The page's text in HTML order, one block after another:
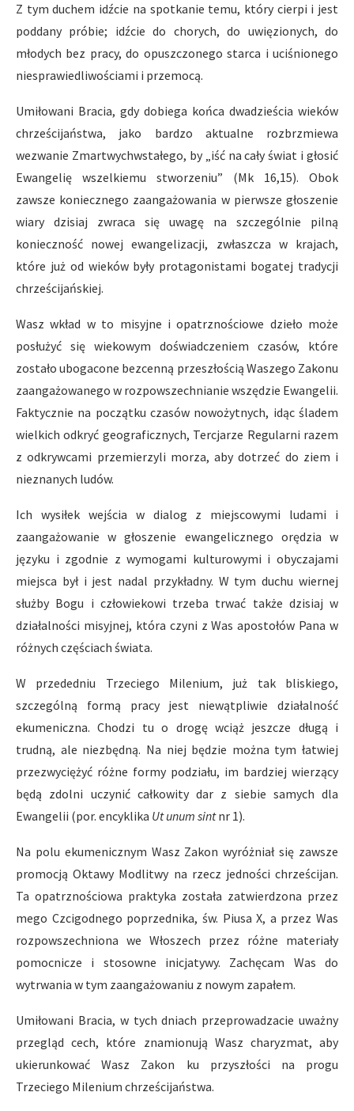
Z tym duchem idźcie na spotkanie temu, który cierpi i jest
poddany próbie; idźcie do chorych, do uwięzionych, do
młodych bez pracy, do opuszczonego starca i uciśnionego
niesprawiedliwościami i przemocą.
Umiłowani Bracia, gdy dobiega końca dwadzieścia wieków
chrześcijaństwa, jako bardzo aktualne rozbrzmiewa
wezwanie Zmartwychwstałego, by „iść na cały świat i głosić
Ewangelię wszelkiemu stworzeniu” (Mk 16,15). Obok
zawsze koniecznego zaangażowania w pierwsze głoszenie
wiary dzisiaj zwraca się uwagę na szczególnie pilną
konieczność nowej ewangelizacji, zwłaszcza w krajach,
które już od wieków były protagonistami bogatej tradycji
chrześcijańskiej.
Wasz wkład w to misyjne i opatrznościowe dzieło może
posłużyć się wiekowym doświadczeniem czasów, które
zostało ubogacone bezcenną przeszłością Waszego Zakonu
zaangażowanego w rozpowszechnianie wszędzie Ewangelii.
Faktycznie na początku czasów nowożytnych, idąc śladem
wielkich odkryć geograficznych, Tercjarze Regularni razem
z odkrywcami przemierzyli morza, aby dotrzeć do ziem i
nieznanych ludów.
Ich wysiłek wejścia w dialog z miejscowymi ludami i
zaangażowanie w głoszenie ewangelicznego orędzia w
języku i zgodnie z wymogami kulturowymi i obyczajami
miejsca był i jest nadal przykładny. W tym duchu wiernej
służby Bogu i człowiekowi trzeba trwać także dzisiaj w
działalności misyjnej, która czyni z Was apostołów Pana w
różnych częściach świata.
W przededniu Trzeciego Milenium, już tak bliskiego,
szczególną formą pracy jest niewątpliwie działalność
ekumeniczna. Chodzi tu o drogę wciąż jeszcze długą i
trudną, ale niezbędną. Na niej będzie można tym łatwiej
przezwyciężyć różne formy podziału, im bardziej wierzący
będą zdolni uczynić całkowity dar z siebie samych dla
Ewangelii (por. encyklika Ut unum sintnr 1).
Na polu ekumenicznym Wasz Zakon wyróżniał się zawsze
promocją Oktawy Modlitwy na rzecz jedności chrześcijan.
Ta opatrznościowa praktyka została zatwierdzona przez
mego Czcigodnego poprzednika, św. Piusa X, a przez Was
rozpowszechniona we Włoszech przez różne materiały
pomocnicze i stosowne inicjatywy. Zachęcam Was do
wytrwania w tym zaangażowaniu z nowym zapałem.
Umiłowani Bracia, w tych dniach przeprowadzacie uważny
przegląd cech, które znamionują Wasz charyzmat, aby
ukierunkować Wasz Zakon ku przyszłości na progu
Trzeciego Milenium chrześcijaństwa.